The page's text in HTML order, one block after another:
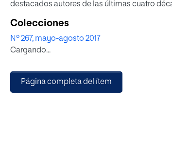
destacados autores de las últimas cuatro
relevantes en la educación: el
de las emociones; y la ampliación del
ambivalente, lo que obliga a reconsiderar
hombre, más allá de la esfera sexual, y la
cooperación en una sociedad individualista.
Colecciones
Nº 267, mayo-agosto 2017
Cargando...
Página completa del ítem